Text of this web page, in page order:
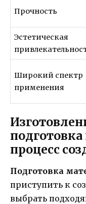
Прочность
Эстетическая
Широкий спектр
применения
процесс
Подготовка
приступить к
выбрать